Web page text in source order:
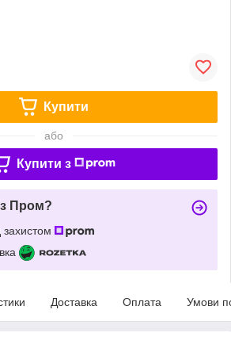
Купити
або
Купити з
Пром?
Доставка Оплата Умови